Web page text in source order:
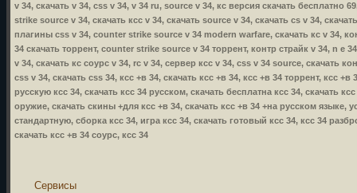
v 34, скачать v 34, css v 34, v 34 ru, source v 34, кс версия скачать бесплатно
strike source v 34, скачать ксс v 34, скачать source v 34, скачать cs v 34,
плагины css v 34, counter strike source v 34 modern warfare, скачать кс v 34,
34 скачать торрент, counter strike source v 34 торрент, контр страйк v 34, n e
v 34, скачать кс соурс v 34, rc v 34, сервер ксс v 34, css v 34 source, скачать
css v 34, скачать css 34, ксс +в 34, скачать ксс +в 34, ксс +в 34 торрент, ксс
русскую ксс 34, скачать ксс 34 русском, скачать бесплатна ксс 34, скачать
оружие, скачать скины +для ксс +в 34, скачать ксс +в 34 +на русском языке,
стандартную, сборка ксс 34, игра ксс 34, скачать готовый ксс 34, ксс 34
скачать ксс +в 34 соурс, ксс 34
Сервисы